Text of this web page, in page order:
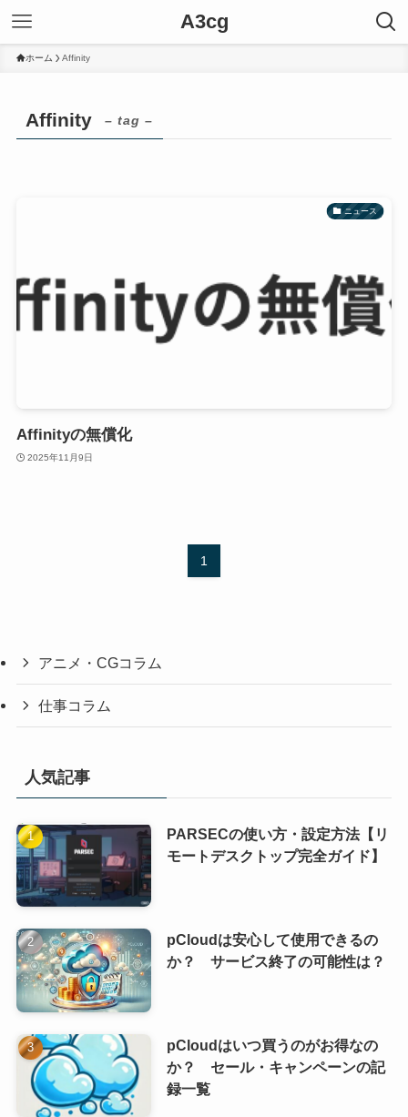
A3cg
ホーム Affinity
Affinity – tag –
ニュース
Affinityの無償化
2025年11月9日
1
アニメ・CGコラム
仕事コラム
人気記事
PARSECの使い方・設定方法【リ
モートデスクトップ完全ガイド】
pCloudは安心して使用できるの
か？ サービス終了の可能性は？
pCloudはいつ買うのがお得なの
か？ セール・キャンペーンの記
録一覧